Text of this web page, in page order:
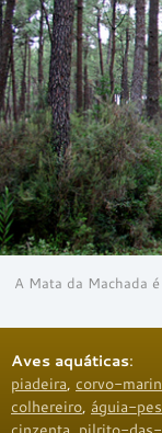
A Mata da Machada
Aves aquáticas:
piadeira, corvo-
colhereiro, águia-